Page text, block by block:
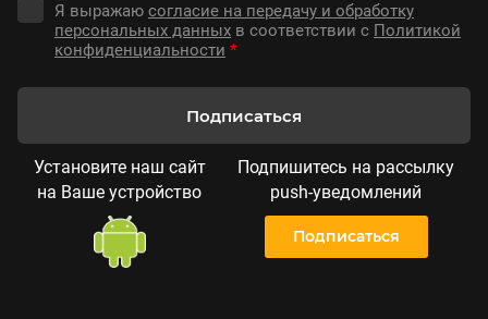
Я выражаю согласие на передачу и обработку
персональных данных в соответствии с Политикой
конфиденциальности *
Подписаться
Установите наш сайт
на Ваше устройство
Подпишитесь на рассылку
push-уведомлений
Подписаться